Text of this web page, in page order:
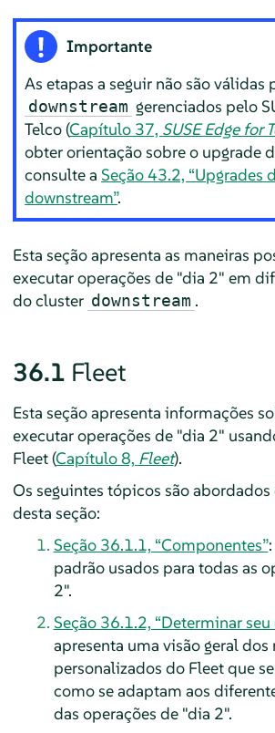
Importante
As etapas a seguir não são válidas
downstream gerenciados pelo
Telco (Capítulo 37, SUSE Edge for
obter orientação sobre o upgrade
consulte aSeção 43.2, “Upgrades
downstream”.
Esta seção apresenta as maneiras
executar operações de "dia 2" em
do cluster downstream .
36.1 Fleet
Esta seção apresenta informações
executar operações de "dia 2"
Fleet (Capítulo 8, Fleet).
Os seguintes tópicos são
desta seção:
Seção 36.1.1, “Componentes”
padrão usados para todas as
2".
Seção 36.1.2, “Determinar seu
apresenta uma visão geral dos
personalizados do Fleet que
como se adaptam aos
das operações de "dia 2".